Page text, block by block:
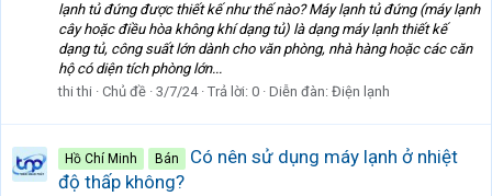
lạnh tủ đứng được thiết kế như thế nào? Máy lạnh tủ đứng (máy lạnh
cây hoặc điều hòa không khí dạng tủ) là dạng máy lạnh thiết kế
dạng tủ, công suất lớn dành cho văn phòng, nhà hàng hoặc các căn
hộ có diện tích phòng lớn...
thi thi
Chủ đề 3/7/24 Trả lời: 0 Diễn đàn: Điện lạnh
Hồ Chí Minh Bán
Có nên sử dụng máy lạnh ở nhiệt
độ thấp không?